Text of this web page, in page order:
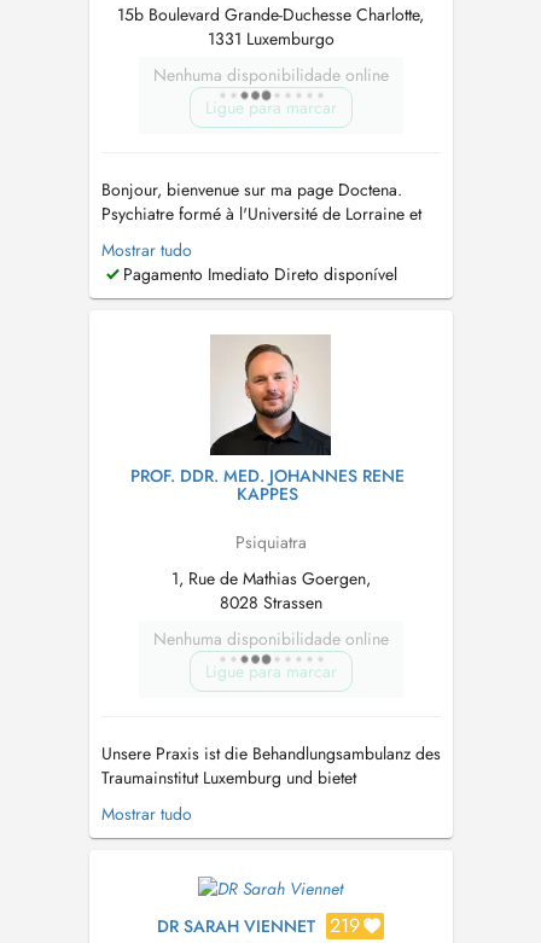
15b Boulevard Grande-Duchesse Charlotte,
1331 Luxemburgo
Nenhuma disponibilidade online
Ligue para marcar
Bonjour, bienvenue sur ma page Doctena.
Psychiatre formé à l'Université de Lorraine et
en EMDR auprès de l'EFPE, j'ai exercé en
secteur hospitalier dans différents services et
en libéral en France ainsi qu'en milieu
individualisée et intégrative, médical...
Mostrar tudo
Pagamento Imediato Direto disponível
PROF. DDR. MED. JOHANNES RENE
KAPPES
Psiquiatra
1, Rue de Mathias Goergen,
8028 Strassen
Nenhuma disponibilidade online
Ligue para marcar
Unsere Praxis ist die Behandlungsambulanz des
Traumainstitut Luxemburg und bietet
psychotherapeutische Behandlung für ein
breites Spektrum an psychischen
liegt auf der Behandlung von Menschen, die
belastende oder traumatische Erlebnisse
erfahren haben sei...
Mostrar tudo
DR SARAH VIENNET 219